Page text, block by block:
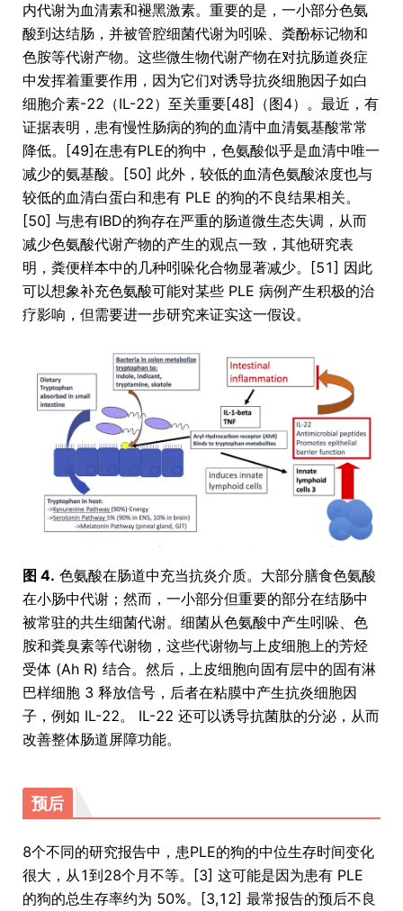
内代谢为血清素和褪黑激素。重要的是，一小部分色氨
酸到达结肠，并被管腔细菌代谢为吲哚、粪酚标记物和
色胺等代谢产物。这些微生物代谢产物在对抗肠道炎症
中发挥着重要作用，因为它们对诱导抗炎细胞因子如白
细胞介素-22（IL-22）至关重要[48]（图4）。最近，有
证据表明，患有慢性肠病的狗的血清中血清氨基酸常常
降低。[49]在患有PLE的狗中，色氨酸似乎是血清中唯一
减少的氨基酸。[50] 此外，较低的血清色氨酸浓度也与
较低的血清白蛋白和患有 PLE 的狗的不良结果相关。
[50] 与患有IBD的狗存在严重的肠道微生态失调，从而
减少色氨酸代谢产物的产生的观点一致，其他研究表
明，粪便样本中的几种吲哚化合物显著减少。[51] 因此
可以想象补充色氨酸可能对某些 PLE 病例产生积极的治
疗影响，但需要进一步研究来证实这一假设。
图 4. 色氨酸在肠道中充当抗炎介质。大部分膳食色氨酸
在小肠中代谢；然而，一小部分但重要的部分在结肠中
被常驻的共生细菌代谢。细菌从色氨酸中产生吲哚、色
胺和粪臭素等代谢物，这些代谢物与上皮细胞上的芳烃
受体 (Ah R) 结合。然后，上皮细胞向固有层中的固有淋
巴样细胞 3 释放信号，后者在粘膜中产生抗炎细胞因
子，例如 IL-22。 IL-22 还可以诱导抗菌肽的分泌，从而
改善整体肠道屏障功能。
预后
8个不同的研究报告中，患PLE的狗的中位生存时间变化
很大，从1到28个月不等。[3] 这可能是因为患有 PLE
的狗的总生存率约为 50%。[3,12] 最常报告的预后不良